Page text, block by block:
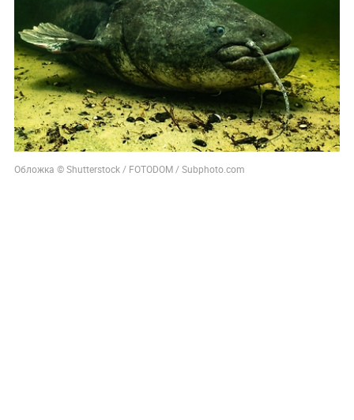
Обложка © Shutterstock / FOTODOM / Subphoto.com